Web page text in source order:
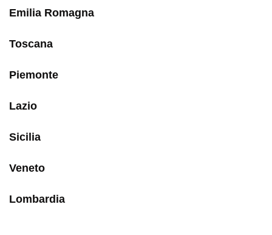
Emilia Romagna
Toscana
Piemonte
Lazio
Sicilia
Veneto
Lombardia